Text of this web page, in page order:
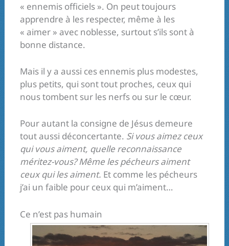
« ennemis officiels ». On peut toujours
apprendre à les respecter, même à les
« aimer » avec noblesse, surtout s’ils sont à
bonne distance.
Mais il y a aussi ces ennemis plus modestes,
plus petits, qui sont tout proches, ceux qui
nous tombent sur les nerfs ou sur le cœur.
Pour autant la consigne de Jésus demeure
tout aussi déconcertante. Si vous aimez ceux
qui vous aiment, quelle reconnaissance
méritez-vous? Même les pécheurs aiment
ceux qui les aiment. Et comme les pécheurs
j’ai un faible pour ceux qui m’aiment…
Ce n’est pas humain